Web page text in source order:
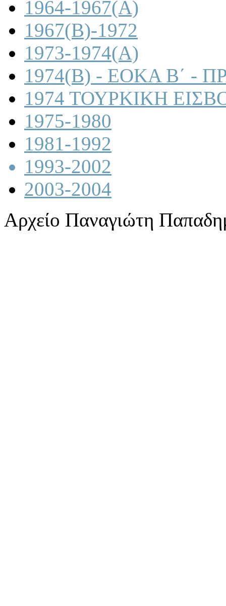
1964-1967(A)
1967(B)-1972
1973-1974(A)
1974(B) - ΕΟΚΑ Β΄ -
1974 ΤΟΥΡΚΙΚΗ
1975-1980
1981-1992
1993-2002
2003-2004
Αρχείο Παναγιώτη